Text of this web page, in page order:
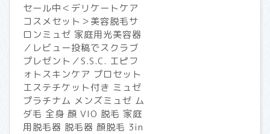
セール中＜デリケートケア
コスメセット＞美容脱毛サ
ロンミュゼ 家庭用光美容器
／レビュー投稿でスクラブ
プレゼント／S.S.C. エピフ
ォトスキンケア プロセット
エステチケット付き ミュゼ
プラチナム メンズミュゼ ム
ダ毛 全身 顔 VIO 脱毛 家庭
用脱毛器 脱毛器 顔脱毛 3in